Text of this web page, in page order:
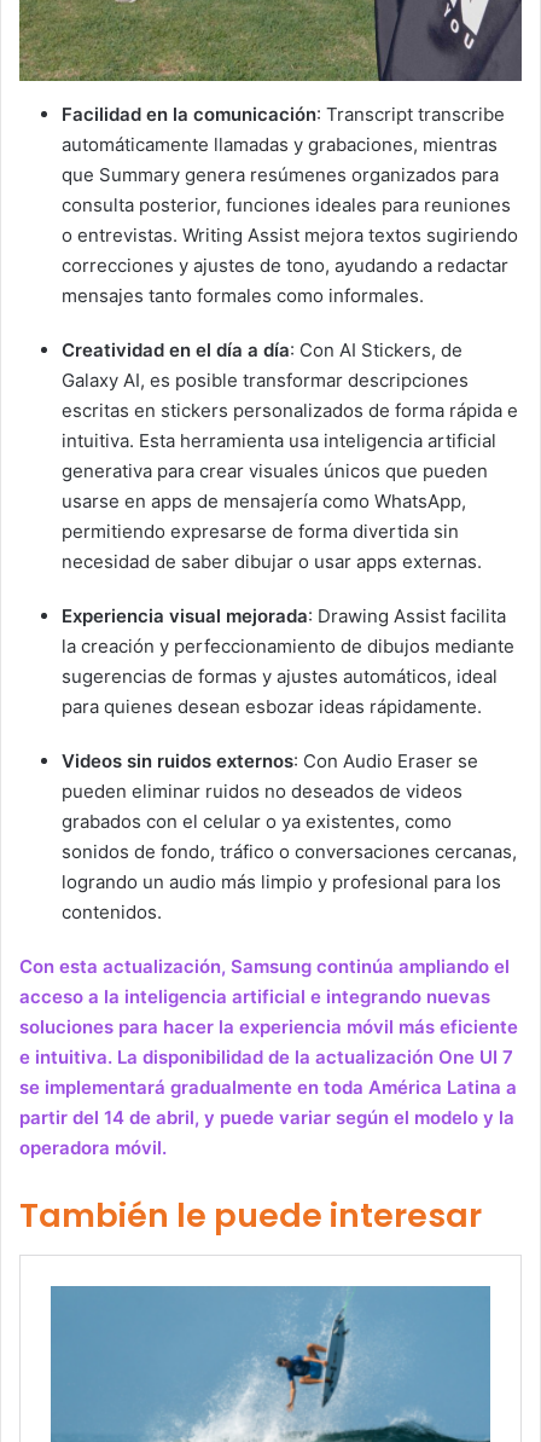
Facilidad en la comunicación: Transcript transcribe
automáticamente llamadas y grabaciones, mientras
que Summary genera resúmenes organizados para
consulta posterior, funciones ideales para reuniones
o entrevistas. Writing Assist mejora textos sugiriendo
correcciones y ajustes de tono, ayudando a redactar
mensajes tanto formales como informales.
Creatividad en el día a día: Con AI Stickers, de
Galaxy AI, es posible transformar descripciones
escritas en stickers personalizados de forma rápida e
intuitiva. Esta herramienta usa inteligencia artificial
generativa para crear visuales únicos que pueden
usarse en apps de mensajería como WhatsApp,
permitiendo expresarse de forma divertida sin
necesidad de saber dibujar o usar apps externas.
Experiencia visual mejorada: Drawing Assist facilita
la creación y perfeccionamiento de dibujos mediante
sugerencias de formas y ajustes automáticos, ideal
para quienes desean esbozar ideas rápidamente.
Videos sin ruidos externos: Con Audio Eraser se
pueden eliminar ruidos no deseados de videos
grabados con el celular o ya existentes, como
sonidos de fondo, tráfico o conversaciones cercanas,
logrando un audio más limpio y profesional para los
contenidos.
Con esta actualización, Samsung continúa ampliando el
acceso a la inteligencia artificial e integrando nuevas
soluciones para hacer la experiencia móvil más eficiente
e intuitiva. La disponibilidad de la actualización One UI 7
se implementará gradualmente en toda América Latina a
partir del 14 de abril, y puede variar según el modelo y la
operadora móvil.
También le puede interesar